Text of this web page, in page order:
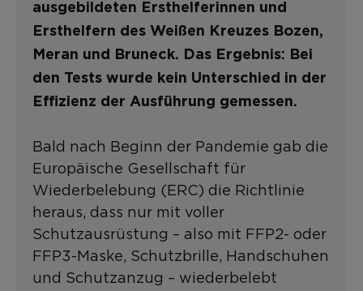
ausgebildeten Ersthelferinnen und
Ersthelfern des Weißen Kreuzes Bozen,
Meran und Bruneck. Das Ergebnis: Bei
den Tests wurde kein Unterschied in der
Effizienz der Ausführung gemessen.
Bald nach Beginn der Pandemie gab die
Europäische Gesellschaft für
Wiederbelebung (ERC) die Richtlinie
heraus, dass nur mit voller
Schutzausrüstung – also mit FFP2- oder
FFP3-Maske, Schutzbrille, Handschuhen
und Schutzanzug – wiederbelebt